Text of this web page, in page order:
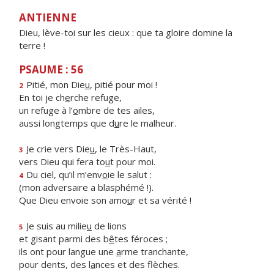
ANTIENNE
Dieu, lève-toi sur les cieux : que ta gloire domine la
terre !
PSAUME : 56
2 Pitié, mon Dieu, pitié pour moi !
En toi je cherche refuge,
un refuge à l’ombre de tes ailes,
aussi longtemps que dure le malheur.
3 Je crie vers Dieu, le Très-Haut,
vers Dieu qui fera tout pour moi.
4 Du ciel, qu’il m’envoie le salut :
(mon adversaire a blasphémé !).
Que Dieu envoie son amour et sa vérité !
5 Je suis au milieu de lions
et gisant parmi des bêtes féroces ;
ils ont pour langue une arme tranchante,
pour dents, des lances et des flèches.